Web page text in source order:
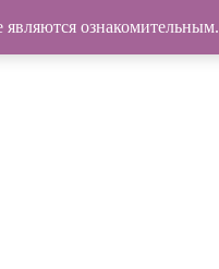
являются ознакомительным.